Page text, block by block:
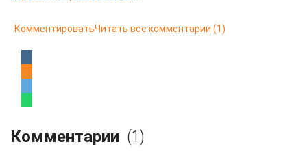
КомментироватьЧитать все комментарии (1)
Комментарии (1)